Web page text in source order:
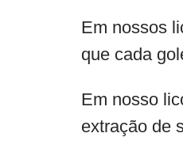
Em nossos
que cada
Em nosso
extração de